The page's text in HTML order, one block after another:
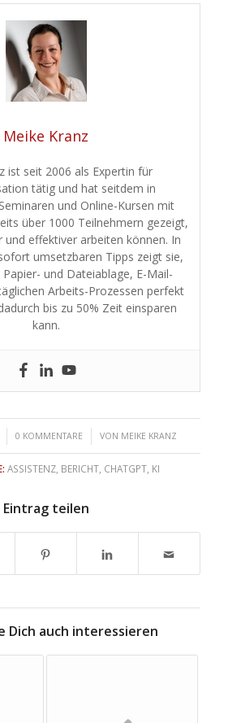
Meike Kranz
ist seit 2006 als Expertin für
tätig und hat seitdem in
und Online-Kursen mit
über 1000 Teilnehmern gezeigt,
und effektiver arbeiten können. In
umsetzbaren Tipps zeigt sie,
und Dateiablage, E-Mail-
Arbeits-Prozessen perfekt
bis zu 50% Zeit einsparen
kann.
0 KOMMENTARE
/ VON MEIKE KRANZ
ASSISTENZ, BERICHT, CHATGPT, KI
Eintrag teilen
Dich auch interessieren